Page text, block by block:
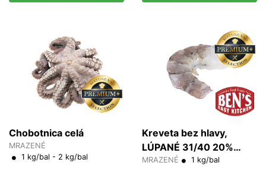
Chobotnica celá
MRAZENÉ
1 kg/bal - 2 kg/bal
Kreveta bez hlavy,
LÚPANÉ 31/40 20%
glazúra (PD)
MRAZENÉ 1 kg/bal